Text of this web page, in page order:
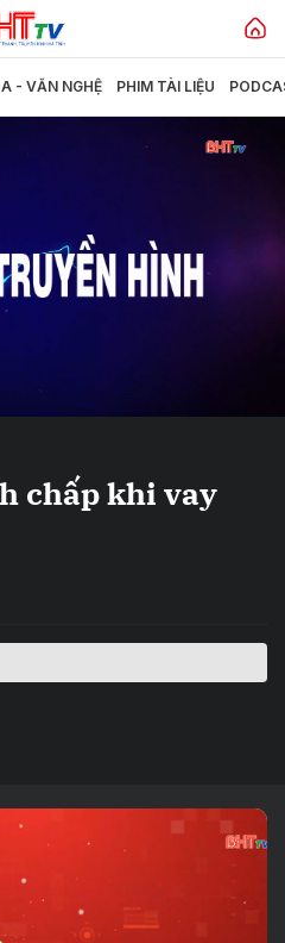
- VĂN NGHỆ PHIM TÀI LIỆU
chấp khi vay